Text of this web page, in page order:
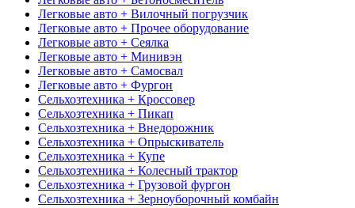
Легковые авто + Вилочный погрузчик
Легковые авто + Прочее оборудование
Легковые авто + Сеялка
Легковые авто + Минивэн
Легковые авто + Самосвал
Легковые авто + Фургон
Сельхозтехника + Кроссовер
Сельхозтехника + Пикап
Сельхозтехника + Внедорожник
Сельхозтехника + Опрыскиватель
Сельхозтехника + Купе
Сельхозтехника + Колесный трактор
Сельхозтехника + Грузовой фургон
Сельхозтехника + Зерноуборочный комбайн